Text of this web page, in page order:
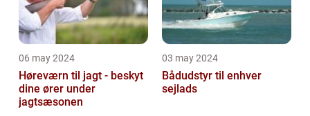
06 may 2024
Høreværn til jagt - beskyt
dine ører under
jagtsæsonen
03 may 2024
Bådudstyr til enhver
sejlads